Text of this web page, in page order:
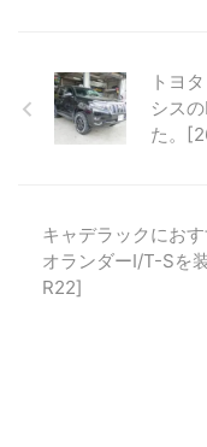
トヨ
シス
た。
キャデラックにお
オランダーI/T-Sを
R22]